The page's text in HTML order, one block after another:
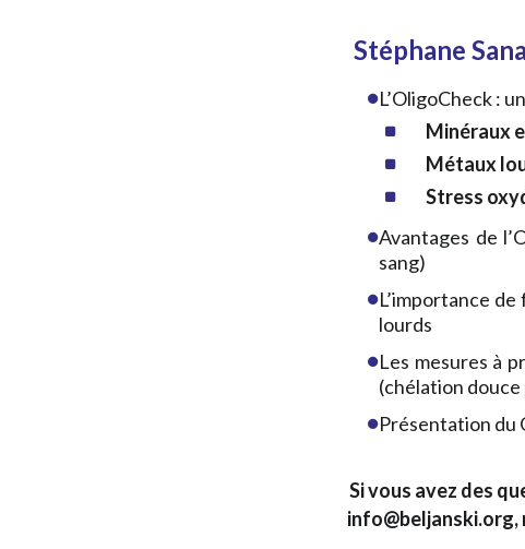
Stéphane
L’OligoCheck :
Minéraux
Métaux
Stress
Avantages de
sang)
L’importance
lourds
Les mesures à
(chélation douce
Présentation du
Si vous avez des
info@beljanski.org,